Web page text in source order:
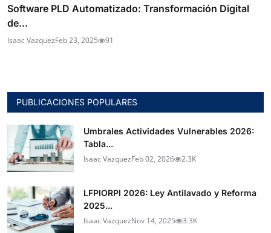
Software PLD Automatizado: Transformación Digital
de...
Isaac VazquezFeb 23, 2025 91
PUBLICACIONES POPULARES
Umbrales Actividades Vulnerables 2026:
Tabla...
Isaac VazquezFeb 02, 2026 2.3K
LFPIORPI 2026: Ley Antilavado y Reforma
2025...
Isaac VazquezNov 14, 2025 3.3K